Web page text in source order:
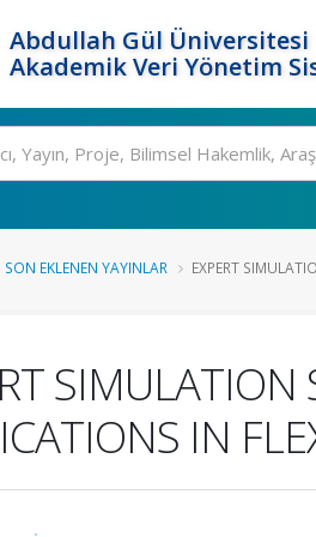
Abdullah Gül Üniversitesi
Akademik Veri Yönetim
SON EKLENEN YAYINLAR EXPERT
IN